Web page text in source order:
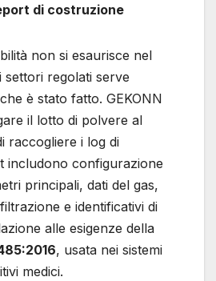
di costruzione
non si esaurisce nel
settori regolati serve
è stato fatto. GEKONN
il lotto di polvere al
raccogliere i log di
includono configurazione
principali, dati del gas,
e identificativi di
alle esigenze della
, usata nei sistemi
medici.